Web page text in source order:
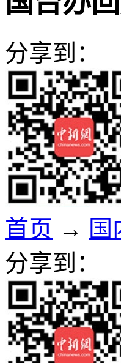
分享到：
首页 → 国
分享到：